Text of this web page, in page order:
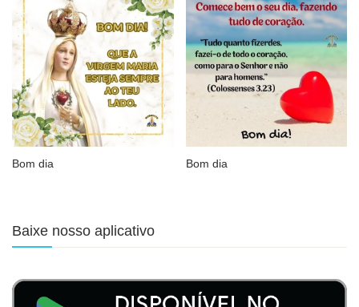
Bom dia Bom dia
Baixe nosso aplicativo